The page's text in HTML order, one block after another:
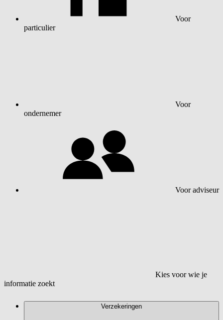
Voor
particulier
Voor
ondernemer
Voor adviseur
Kies voor wie je
informatie zoekt
Verzekeringen